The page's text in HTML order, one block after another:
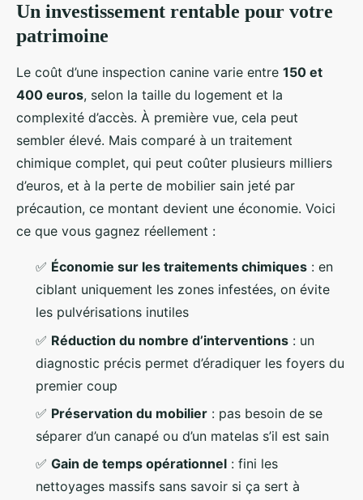
Un investissement rentable pour votre
patrimoine
Le coût d’une inspection canine varie entre 150 et
400 euros, selon la taille du logement et la
complexité d’accès. À première vue, cela peut
sembler élevé. Mais comparé à un traitement
chimique complet, qui peut coûter plusieurs milliers
d’euros, et à la perte de mobilier sain jeté par
précaution, ce montant devient une économie. Voici
ce que vous gagnez réellement :
✅ Économie sur les traitements chimiques : en
ciblant uniquement les zones infestées, on évite
les pulvérisations inutiles
✅ Réduction du nombre d’interventions : un
diagnostic précis permet d’éradiquer les foyers du
premier coup
✅ Préservation du mobilier : pas besoin de se
séparer d’un canapé ou d’un matelas s’il est sain
✅ Gain de temps opérationnel : fini les
nettoyages massifs sans savoir si ça sert à